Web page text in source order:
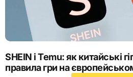
SHEIN і Temu: як китайські
правила гри на